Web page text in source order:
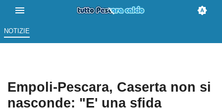
NOTIZIE
Empoli-Pescara, Caserta non si
nasconde: "E' una sfida